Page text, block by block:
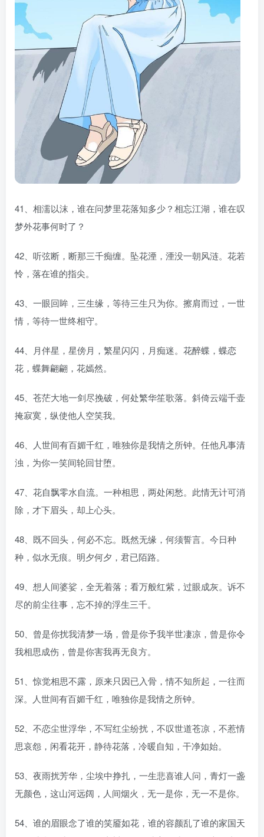
41、相濡以沫，谁在问梦里花落知多少？相忘江湖，谁在叹
梦外花事何时了？
42、听弦断，断那三千痴缠。坠花湮，湮没一朝风涟。花若
怜，落在谁的指尖。
43、一眼回眸，三生缘，等待三生只为你。擦肩而过，一世
情，等待一世终相守。
44、月伴星，星傍月，繁星闪闪，月痴迷。花醉蝶，蝶恋
花，蝶舞翩翩，花嫣然。
45、苍茫大地一剑尽挽破，何处繁华笙歌落。斜倚云端千壶
掩寂寞，纵使他人空笑我。
46、人世间有百媚千红，唯独你是我情之所钟。任他凡事清
浊，为你一笑间轮回甘堕。
47、花自飘零水自流。一种相思，两处闲愁。此情无计可消
除，才下眉头，却上心头。
48、既不回头，何必不忘。既然无缘，何须誓言。今日种
种，似水无痕。明夕何夕，君已陌路。
49、想人间婆娑，全无着落；看万般红紫，过眼成灰。诉不
尽的前尘往事，忘不掉的浮生三千。
50、曾是你扰我清梦一场，曾是你予我半世凄凉，曾是你令
我相思成伤，曾是你害我再无良方。
51、惊觉相思不露，原来只因已入骨，情不知所起，一往而
深。人世间有百媚千红，唯独你是我情之所钟。
52、不恋尘世浮华，不写红尘纷扰，不叹世道苍凉，不惹情
思哀怨，闲看花开，静待花落，冷暖自知，干净如始。
53、夜雨扰芳华，尘埃中挣扎，一生悲喜谁人问，青灯一盏
无颜色，这山河远阔，人间烟火，无一是你，无一不是你。
54、谁的眉眼念了谁的笑靥如花，谁的容颜乱了谁的家国天